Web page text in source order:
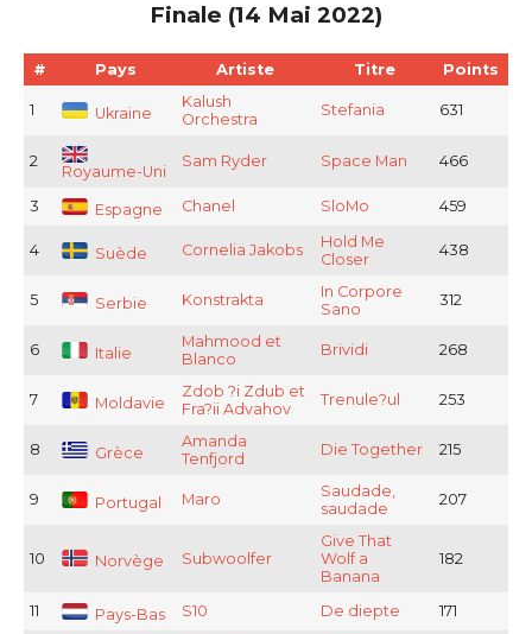
Finale (14 Mai 2022)
# Pays Artiste Titre Points
1 Ukraine
Kalush
Orchestra
Stefania 631
2
Royaume-Uni
Sam Ryder Space Man 466
3 Espagne Chanel SloMo 459
4 Suède Cornelia Jakobs
Hold Me
Closer
438
5 Serbie Konstrakta
In Corpore
Sano
312
6 Italie
Mahmood et
Blanco
Brividi 268
7 Moldavie
Zdob ?i Zdub et
Fra?ii Advahov
Trenule?ul 253
8 Grèce
Amanda
Tenfjord
Die Together 215
9 Portugal Maro
Saudade,
saudade
207
10 Norvège Subwoolfer
Give That
Wolf a
Banana
182
11 Pays-Bas S10 De diepte 171